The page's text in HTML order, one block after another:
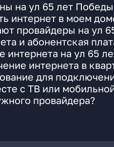
на ул 65 лет
интернет в моем
провайдеры на ул
и абонентская
интернета на ул 65
интернета в
для
с ТВ или
провайдера?